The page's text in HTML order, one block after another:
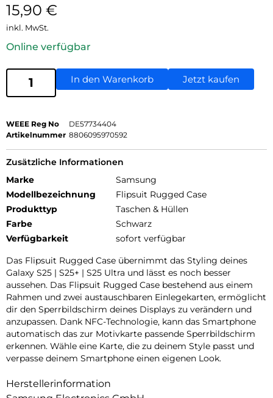
15,90 €
inkl. MwSt.
Online verfügbar
In den Warenkorb Jetzt kaufen
WEEE Reg No
DE57734404
Artikelnummer 8806095970592
Zusätzliche Informationen
Marke
Samsung
Modellbezeichnung
Flipsuit Rugged Case
Produkttyp
Taschen & Hüllen
Farbe
Schwarz
Verfügbarkeit
sofort verfügbar
Das Flipsuit Rugged Case übernimmt das Styling deines
Galaxy S25 | S25+ | S25 Ultra und lässt es noch besser
aussehen. Das Flipsuit Rugged Case bestehend aus einem
Rahmen und zwei austauschbaren Einlegekarten, ermöglicht
dir den Sperrbildschirm deines Displays zu verändern und
anzupassen. Dank NFC-Technologie, kann das Smartphone
automatisch das zur Motivkarte passende Sperrbildschirm
erkennen. Wähle eine Karte, die zu deinem Style passt und
verpasse deinem Smartphone einen eigenen Look.
Herstellerinformation